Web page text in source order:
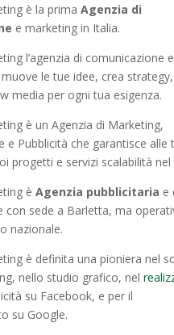
è la prima Agenzia di
e marketing in Italia.
l’agenzia di comunicazione e
le tue idee, crea strategy,
media per ogni tua esigenza.
è un Agenzia di Marketing,
e Pubblicità che garantisce alle
progetti e servizi scalabilità
è Agenzia pubblicitaria e
con sede a Barletta, ma
nazionale.
è definita una pioniera nel
nello studio grafico, nel
su Facebook, e per il
su Google.